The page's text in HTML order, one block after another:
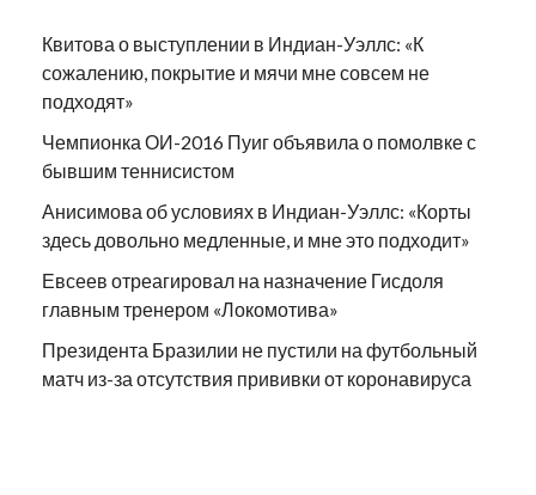
Квитова о выступлении в Индиан-Уэллс: «К
сожалению, покрытие и мячи мне совсем не
подходят»
Чемпионка ОИ-2016 Пуиг объявила о помолвке с
бывшим теннисистом
Анисимова об условиях в Индиан-Уэллс: «Корты
здесь довольно медленные, и мне это подходит»
Евсеев отреагировал на назначение Гисдоля
главным тренером «Локомотива»
Президента Бразилии не пустили на футбольный
матч из-за отсутствия прививки от коронавируса